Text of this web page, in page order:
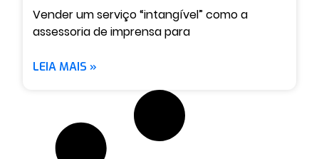
Vender um serviço “intangível” como a
assessoria de imprensa para
LEIA MAIS »